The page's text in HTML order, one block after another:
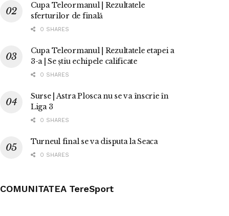
Cupa Teleormanul | Rezultatele
sferturilor de finală
0 SHARES
Cupa Teleormanul | Rezultatele etapei a
3-a | Se știu echipele calificate
0 SHARES
Surse | Astra Plosca nu se va înscrie în
Liga 3
0 SHARES
Turneul final se va disputa la Seaca
0 SHARES
COMUNITATEA TereSport